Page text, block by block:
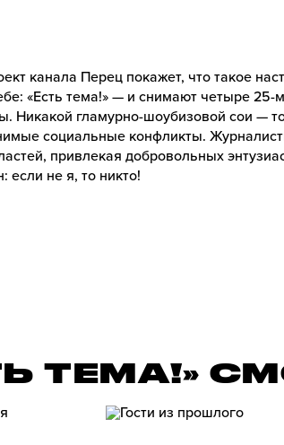
канала Перец покажет, что такое
«Есть тема!» — и снимают четыре
Никакой гламурно-шоубизовой сои —
социальные конфликты.
привлекая добровольных
если не я, то никто!
ТЕМА!»